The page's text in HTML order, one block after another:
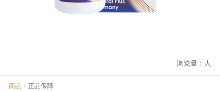
浏览量： 人
商品： 正品保障